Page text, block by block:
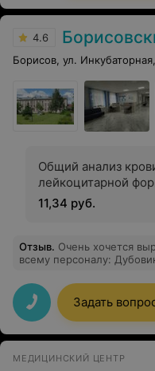
4.6
Борисов, ул.
Общий анализ
лейкоцитарной
11,34 руб.
Отзыв. Очень хочется
всему персоналу:
конечно же врачу и
роды 18.03.2017г.,
Всем огромное
отзывчивые, любой
быстро, благодаря Вам
Задать
МЕДИЦИНСКИЙ ЦЕНТР